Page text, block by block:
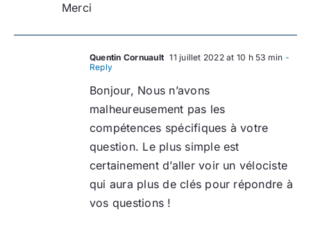
Merci
Quentin Cornuault 11 juillet 2022 at 10 h 53 min -
Reply
Bonjour, Nous n’avons
malheureusement pas les
compétences spécifiques à votre
question. Le plus simple est
certainement d’aller voir un vélociste
qui aura plus de clés pour répondre à
vos questions !